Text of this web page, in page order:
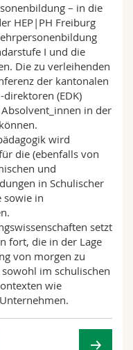
– in die
HEP|PH Freiburg
I und die
Die zu verleihenden
der kantonalen
(EDK)
in der
wird
die (ebenfalls von
und
in Schulischer
sowie in
setzt
fort, die in der Lage
von morgen zu
im schulischen
wie